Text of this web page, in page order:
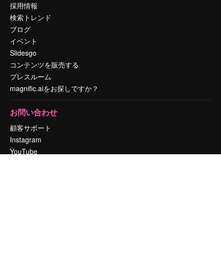
採用情報
検索トレンド
ブログ
イベント
Slidesgo
コンテンツを販売する
プレスルーム
magnific.aiをお探しですか？
お問い合わせ
顧客サポート
Instagram
YouTube